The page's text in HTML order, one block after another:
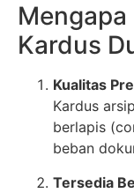
Kardus
Kualitas
Kardus
berlapis
beban
Tersedia